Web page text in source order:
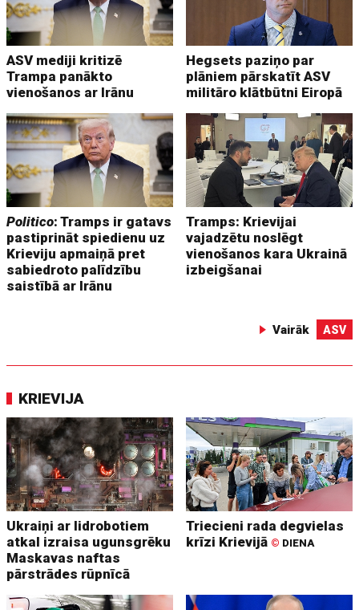
ASV mediji kritizē
Trampa panākto
vienošanos ar Irānu
Hegsets paziņo par
plāniem pārskatīt ASV
militāro klātbūtni Eiropā
Politico: Tramps ir gatavs
pastiprināt spiedienu uz
Krieviju apmaiņā pret
sabiedroto palīdzību
saistībā ar Irānu
Tramps: Krievijai
vajadzētu noslēgt
vienošanos kara Ukrainā
izbeigšanai
Vairāk ASV
KRIEVIJA
Ukraiņi ar lidrobotiem
atkal izraisa ugunsgrēku
Maskavas naftas
pārstrādes rūpnīcā
Triecieni rada degvielas
krīzi Krievijā © DIENA